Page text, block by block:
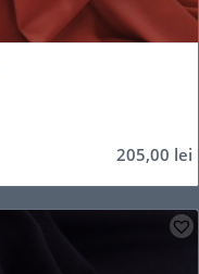
205,00 lei